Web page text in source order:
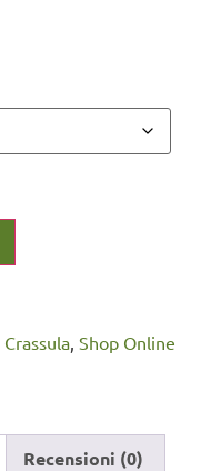
Crassula, Shop Online
Recensioni (0)